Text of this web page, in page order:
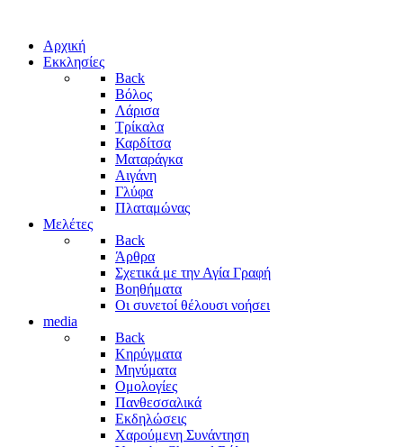
Αρχική
Εκκλησίες
Back
Βόλος
Λάρισα
Τρίκαλα
Καρδίτσα
Ματαράγκα
Αιγάνη
Γλύφα
Πλαταμώνας
Μελέτες
Back
Άρθρα
Σχετικά με την Αγία Γραφή
Βοηθήματα
Οι συνετοί θέλουσι νοήσει
media
Back
Κηρύγματα
Μηνύματα
Ομολογίες
Πανθεσσαλικά
Εκδηλώσεις
Χαρούμενη Συνάντηση